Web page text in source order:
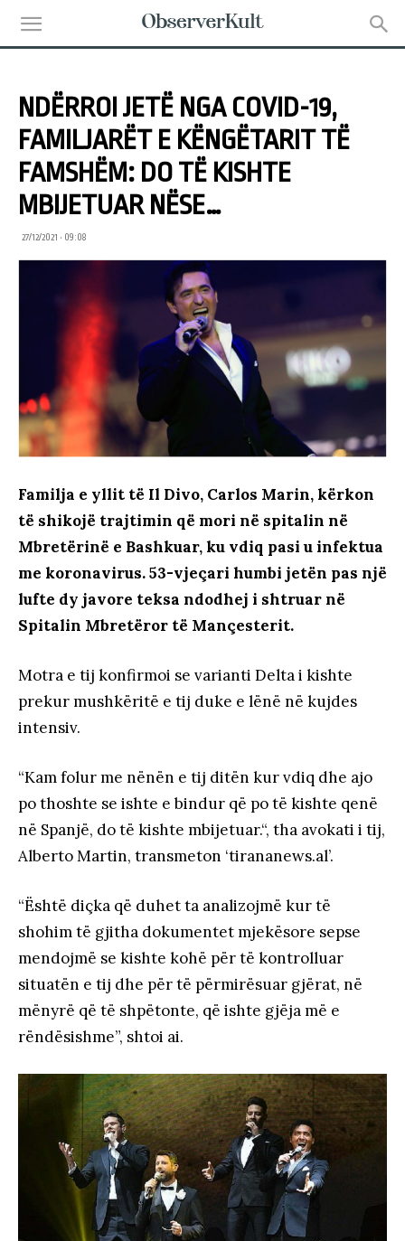
NDËRROI JETË NGA COVID-19,
FAMILJARËT E KËNGËTARIT TË
FAMSHËM: DO TË KISHTE
MBIJETUAR NËSE…
27/12/2021 • 09:08
Familja e yllit të Il Divo, Carlos Marin, kërkon
të shikojë trajtimin që mori në spitalin në
Mbretërinë e Bashkuar, ku vdiq pasi u infektua
me koronavirus. 53-vjeçari humbi jetën pas një
lufte dy javore teksa ndodhej i shtruar në
Spitalin Mbretëror të Mançesterit.
Motra e tij konfirmoi se varianti Delta i kishte
prekur mushkëritë e tij duke e lënë në kujdes
intensiv.
“Kam folur me nënën e tij ditën kur vdiq dhe ajo
po thoshte se ishte e bindur që po të kishte qenë
në Spanjë, do të kishte mbijetuar.“, tha avokati i tij,
Alberto Martin, transmeton ‘tirananews.al’.
“Është diçka që duhet ta analizojmë kur të
shohim të gjitha dokumentet mjekësore sepse
mendojmë se kishte kohë për të kontrolluar
situatën e tij dhe për të përmirësuar gjërat, në
mënyrë që të shpëtonte, që ishte gjëja më e
rëndësishme”, shtoi ai.